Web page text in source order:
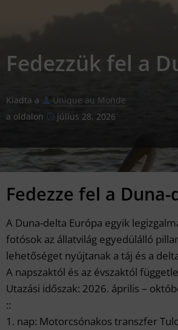
Fedezzük fel a
Kiadta a
Unique au Monde
a oldalon
július 28, 2026
Fedezze fel a
A Duna-delta Európa egyik
fotósok az állatvilág egyedülálló
lehetőséget nyújtanak a táj és a
A napszaktól és az évszaktól
Utazási időszak: 2026. április –
::
1. nap: Motorcsónakos transzfer